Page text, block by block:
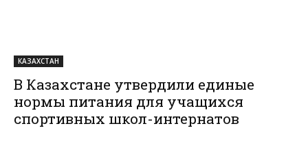
КАЗАХСТАН
В Казахстане утвердили единые
нормы питания для учащихся
спортивных школ-интернатов